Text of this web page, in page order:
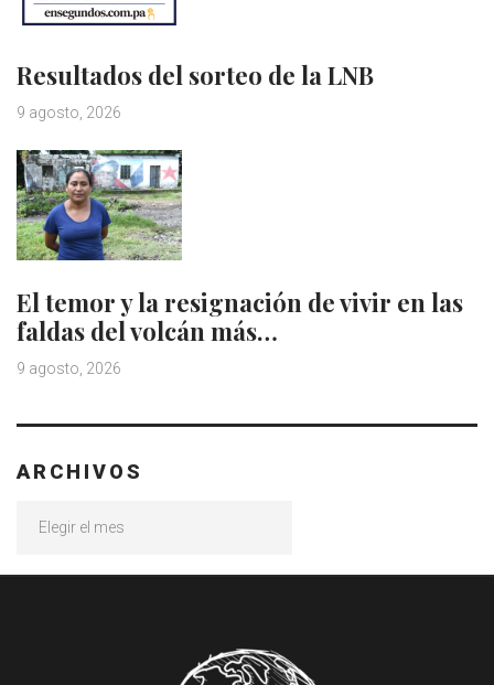
Resultados del sorteo de la LNB
9 agosto, 2026
El temor y la resignación de vivir en las
faldas del volcán más…
9 agosto, 2026
ARCHIVOS